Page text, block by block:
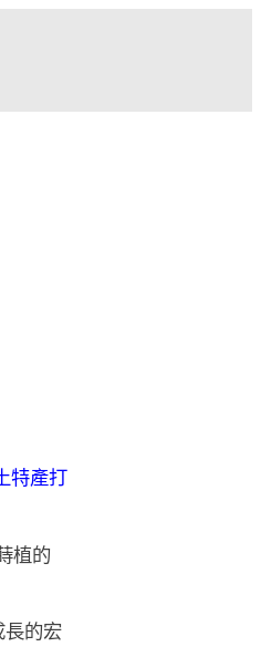
特產打
植的
的宏